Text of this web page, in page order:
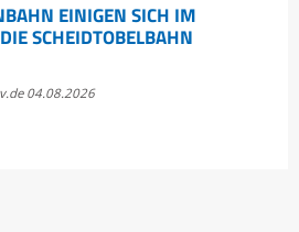
EINIGEN SICH IM
SCHEIDTOBELBAHN
04.08.2026